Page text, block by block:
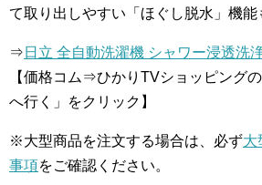
て取り出しやすい「ほぐし脱水」機能
⇒ 日立 全自動洗濯機 シャワー浸透洗
【価格コム⇒ひかりTVショッピング
へ行く」をクリック】
※大型商品を注文する場合は、必ず大
事項をご確認ください。